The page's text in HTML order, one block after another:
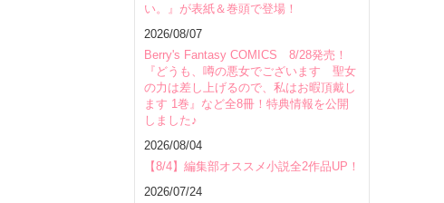
い。』が表紙＆巻頭で登場！
2026/08/07
Berry's Fantasy COMICS 8/28発売！
『どうも、噂の悪女でございます 聖女
の力は差し上げるので、私はお暇頂戴し
ます 1巻』など全8冊！特典情報を公開
しました♪
2026/08/04
【8/4】編集部オススメ小説全2作品UP！
2026/07/24